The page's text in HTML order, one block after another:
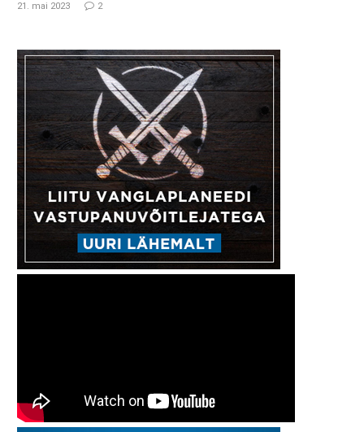
21. mai 2023 2